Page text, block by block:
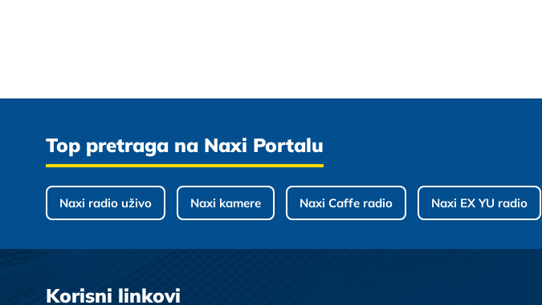
Top pretraga na Naxi Portalu
Naxi radio uživo Naxi kamere Naxi Caffe radio Naxi EX YU radio
Korisni linkovi